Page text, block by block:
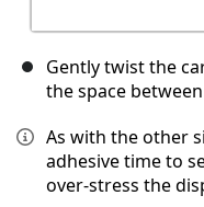
Gently twist the
the space
As with the other
adhesive time to
over-stress the